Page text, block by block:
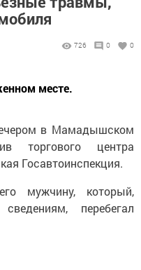
726 0 0
месте.
в Мамадышском
торгового центра
Госавтоинспекция.
мужчину, который,
перебегал